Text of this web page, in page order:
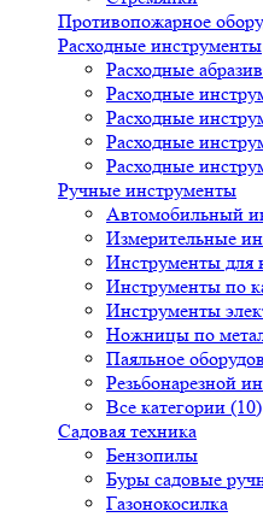
Противопожарное
Расходные инструменты
Расходные
Расходные
Расходные
Расходные
Расходные
Ручные инструменты
Автомобильный
Измерительные
Инструменты для
Инструменты по
Инструменты
Ножницы по
Паяльное
Резьбонарезной
Все категории (10)
Садовая техника
Бензопилы
Буры садовые
Газонокосилка